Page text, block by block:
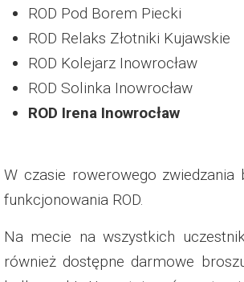
ROD Pod Borem Piecki
ROD Relaks Złotniki Kujawskie
ROD Kolejarz Inowrocław
ROD Solinka Inowrocław
ROD Irena Inowrocław
W czasie rowerowego
funkcjonowania ROD.
Na mecie na wszystkich
również dostępne darmowe